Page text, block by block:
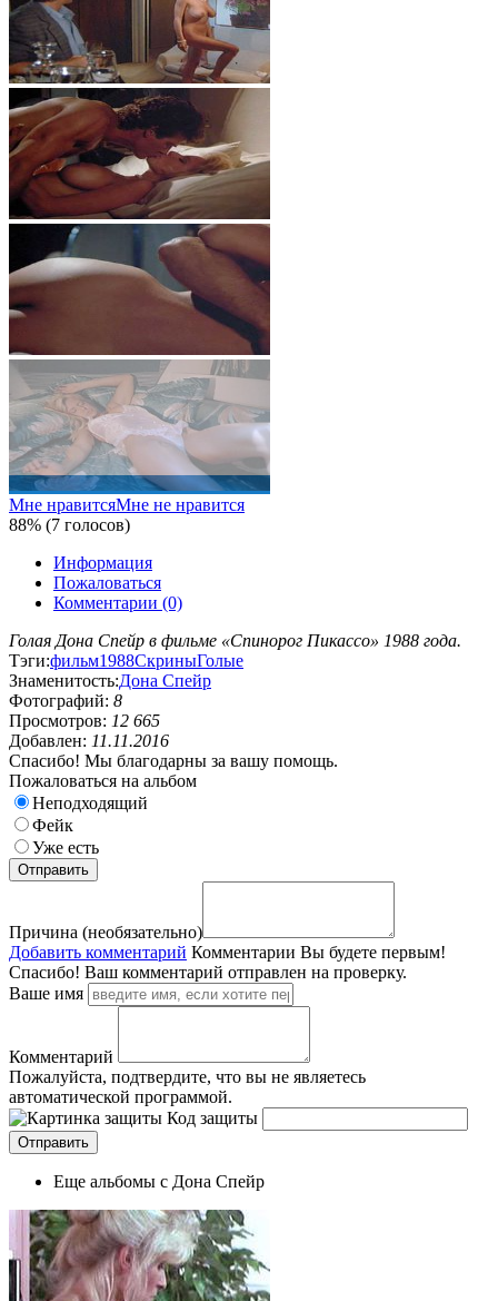
Мне нравитсяМне не нравится
88% (7 голосов)
Информация
Пожаловаться
Комментарии (0)
Голая Дона Спейр в фильме «Спинорог Пикассо» 1988 года.
Тэги:фильм1988СкриныГолые
Знаменитость:Дона Спейр
Фотографий: 8
Просмотров: 12 665
Добавлен: 11.11.2016
Спасибо! Мы благодарны за вашу помощь.
Пожаловаться на альбом
Неподходящий
Фейк
Уже есть
Причина (необязательно)
Добавить комментарий Комментарии Вы будете первым!
Спасибо! Ваш комментарий отправлен на проверку.
Ваше имя
Комментарий
Пожалуйста, подтвердите, что вы не являетесь
автоматической программой.
Код защиты
Еще альбомы с Дона Спейр